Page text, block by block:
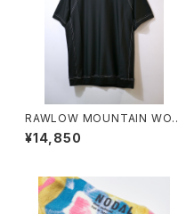
RAWLOW MOUNTAIN WOR
KS / DAD LITE CREW
¥14,850